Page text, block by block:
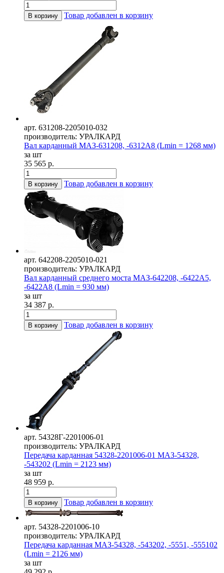
В корзину Товар добавлен в корзину
арт. 631208-2205010-032
производитель: УРАЛКАРД
Вал карданный МАЗ-631208, -6312А8 (Lmin = 1268 мм)
за шт
35 565 р.
В корзину Товар добавлен в корзину
арт. 642208-2205010-021
производитель: УРАЛКАРД
Вал карданный среднего моста МАЗ-642208, -6422А5,
-6422А8 (Lmin = 930 мм)
за шт
34 387 р.
В корзину Товар добавлен в корзину
арт. 54328Г-2201006-01
производитель: УРАЛКАРД
Передача карданная 54328-2201006-01 МАЗ-54328,
-543202 (Lmin = 2123 мм)
за шт
48 959 р.
В корзину Товар добавлен в корзину
арт. 54328-2201006-10
производитель: УРАЛКАРД
Передача карданная МАЗ-54328, -543202, -5551, -555102
(Lmin = 2126 мм)
за шт